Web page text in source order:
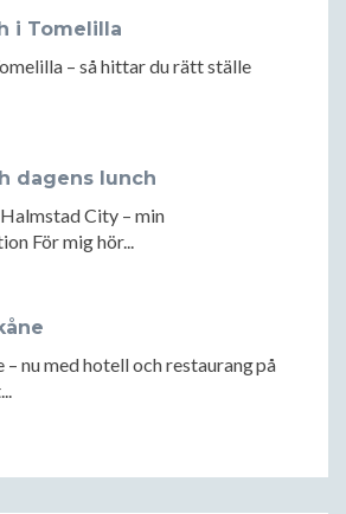
i Tomelilla
– så hittar du rätt ställe
dagens lunch
City – min
För mig hör...
– nu med hotell och restaurang på